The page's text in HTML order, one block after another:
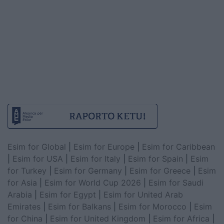
Esim for Global Esim for Europe
Esim for Caribbean
Esim for USA Esim for Italy Esim for Spain
Esim
for Turkey
Esim for Germany Esim for Greece
Esim
for Asia
Esim for World Cup 2026
Esim for Saudi
Arabia
Esim for Egypt
Esim for United Arab
Emirates
Esim for Balkans Esim for Morocco
Esim
for China
Esim for United Kingdom Esim for Africa